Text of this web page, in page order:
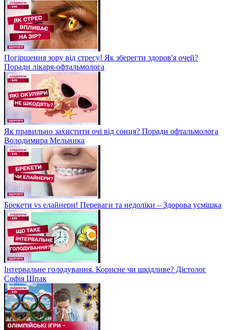
Погіршення зору від стресу! Як зберегти здоров'я очей?
Поради лікаря-офтальмолога
Як правильно захистити очі від сонця? Поради офтальмолога
Володимира Мельника
Брекети vs елайнери! Переваги та недоліки – Здорова усмішка
Інтервальне голодування. Корисне чи шкідливе? Дієтолог
Софія Шпак